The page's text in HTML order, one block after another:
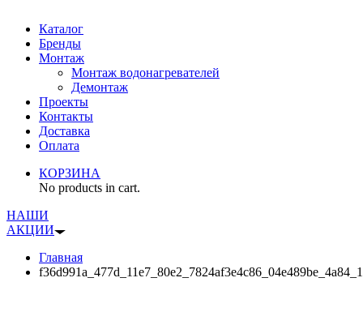
Каталог
Бренды
Монтаж
Монтаж водонагревателей
Демонтаж
Проекты
Контакты
Доставка
Оплата
КОРЗИНА
No products in cart.
НАШИ
АКЦИИ
Главная